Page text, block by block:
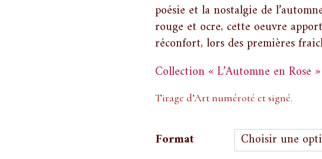
poésie et la nostalgie de
rouge et ocre, cette oeuvre
réconfort, lors des premières
Collection « L’Automne en Rose »
Tirage d’Art numéroté et signé.
Format